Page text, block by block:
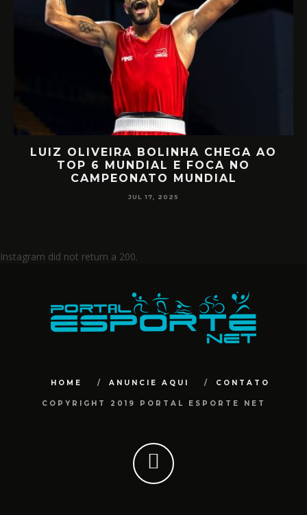
LUIZ OLIVEIRA BOLINHA CHEGA AO
TOP 6 MUNDIAL E FOCA NO
CAMPEONATO MUNDIAL
JUL 17, 2025
Instagram did not return a 200.
HOME ANUNCIE AQUI CONTATO
COPYRIGHT 2019 PORTAL ESPORTE NET